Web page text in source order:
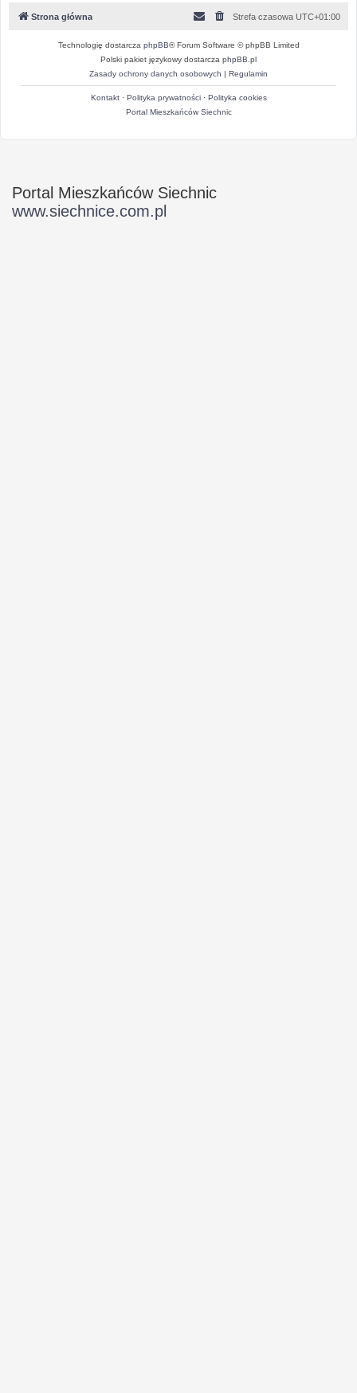
Strona główna Strefa czasowa UTC+01:00
Technologię dostarcza phpBB® Forum Software © phpBB Limited
Polski pakiet językowy dostarcza phpBB.pl
Zasady ochrony danych osobowych | Regulamin
Kontakt· Polityka prywatności· Polityka cookies
Portal Mieszkańców Siechnic
Portal Mieszkańców Siechnic
www.siechnice.com.pl